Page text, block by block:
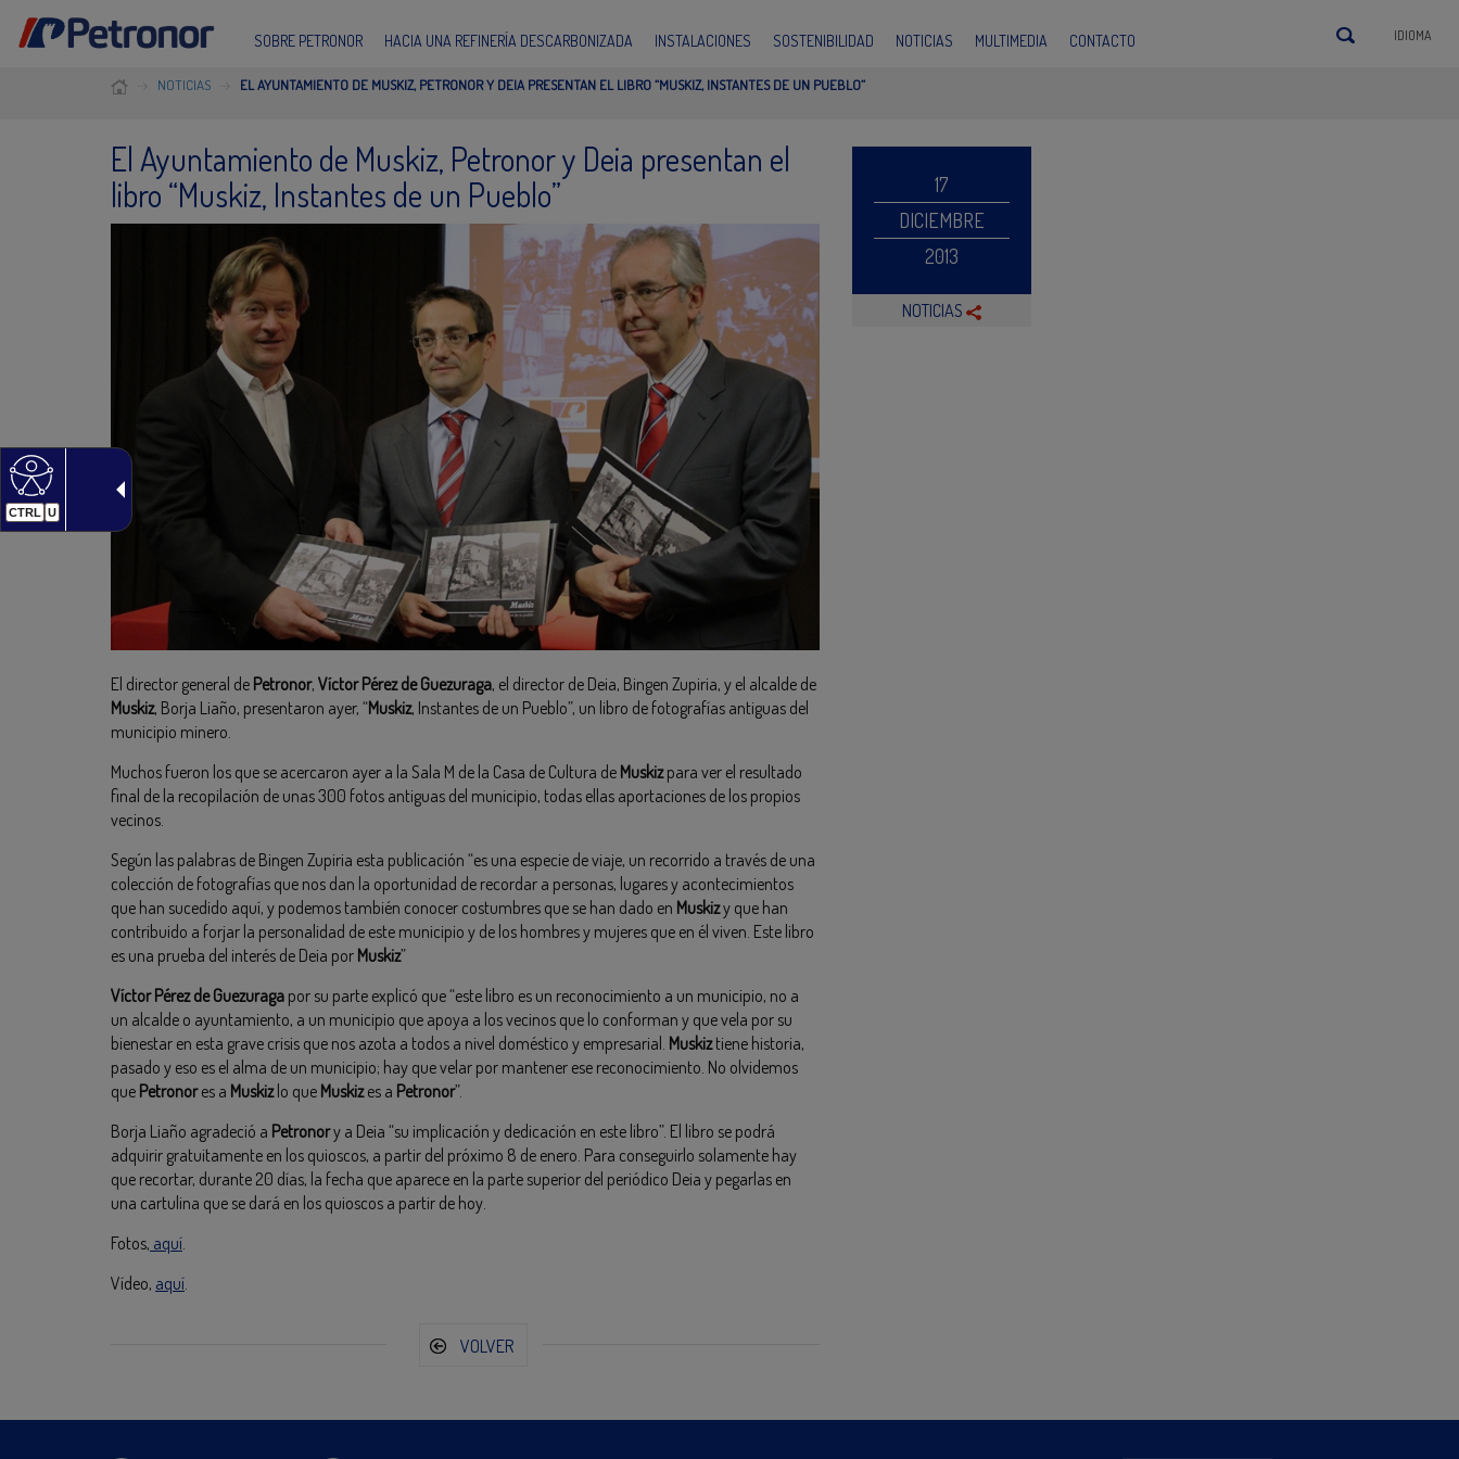
CTRL U
SOBRE PETRONOR HACIA UNA REFINERÍA DESCARBONIZADA INSTALACIONES SOSTENIBILIDAD NOTICIAS MULTIMEDIA CONTACTO IDIOMA
NOTICIAS EL AYUNTAMIENTO DE MUSKIZ, PETRONOR Y DEIA PRESENTAN EL LIBRO “MUSKIZ, INSTANTES DE UN PUEBLO”
El Ayuntamiento de Muskiz, Petronor y Deia presentan el
libro “Muskiz, Instantes de un Pueblo”
El director general de Petronor, Víctor Pérez de Guezuraga, el director de Deia, Bingen Zupiria, y el alcalde de
Muskiz, Borja Liaño, presentaron ayer, “Muskiz, Instantes de un Pueblo”, un libro de fotografías antiguas del
municipio minero.
Muchos fueron los que se acercaron ayer a la Sala M de la Casa de Cultura de Muskizpara ver el resultado
final de la recopilación de unas 300 fotos antiguas del municipio, todas ellas aportaciones de los propios
vecinos.
Según las palabras de Bingen Zupiria esta publicación “es una especie de viaje, un recorrido a través de una
colección de fotografías que nos dan la oportunidad de recordar a personas, lugares y acontecimientos
que han sucedido aquí, y podemos también conocer costumbres que se han dado en Muskizy que han
contribuido a forjar la personalidad de este municipio y de los hombres y mujeres que en él viven. Este libro
es una prueba del interés de Deia por Muskiz”
Víctor Pérez de Guezuraga por su parte explicó que “este libro es un reconocimiento a un municipio, no a
un alcalde o ayuntamiento, a un municipio que apoya a los vecinos que lo conforman y que vela por su
bienestar en esta grave crisis que nos azota a todos a nivel doméstico y empresarial. Muskiztiene historia,
pasado y eso es el alma de un municipio; hay que velar por mantener ese reconocimiento. No olvidemos
que Petronores a Muskiz lo que Muskizes a Petronor”.
Borja Liaño agradeció a Petronory a Deia “su implicación y dedicación en este libro”. El libro se podrá
adquirir gratuitamente en los quioscos, a partir del próximo 8 de enero. Para conseguirlo solamente hay
que recortar, durante 20 días, la fecha que aparece en la parte superior del periódico Deia y pegarlas en
una cartulina que se dará en los quioscos a partir de hoy.
Fotos, aquí.
Vídeo, aquí.
VOLVER
17
DICIEMBRE
2013
NOTICIAS